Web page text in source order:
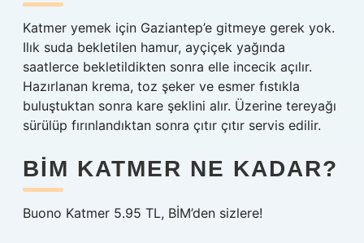
Katmer yemek için Gaziantep’e gitmeye gerek yok.
Ilık suda bekletilen hamur, ayçiçek yağında
saatlerce bekletildikten sonra elle incecik açılır.
Hazırlanan krema, toz şeker ve esmer fıstıkla
buluştuktan sonra kare şeklini alır. Üzerine tereyağı
sürülüp fırınlandıktan sonra çıtır çıtır servis edilir.
BIM KATMER NE KADAR?
Buono Katmer 5.95 TL, BİM’den sizlere!